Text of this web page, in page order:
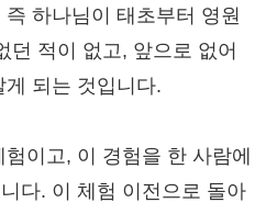
하나님이 태초부터 영원
던 적이 없고, 앞으로 없어
되는 것입니다.
이고, 이 경험을 한 사람에
다. 이 체험 이전으로 돌아